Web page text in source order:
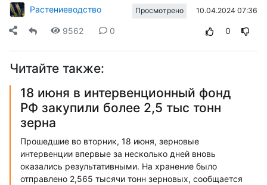
Растениеводство Просмотрено 10.04.2024 07:36
9562 0 0
Читайте также:
18 июня в интервенционный фонд
РФ закупили более 2,5 тыс тонн
зерна
Прошедшие во вторник, 18 июня, зерновые
интервенции впервые за несколько дней вновь
оказались результативными. На хранение было
отправлено 2,565 тысячи тонн зерновых, сообщается